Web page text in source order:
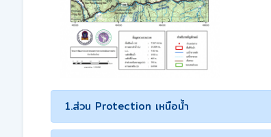
1.ส่วน Protection เหนือน้ำ